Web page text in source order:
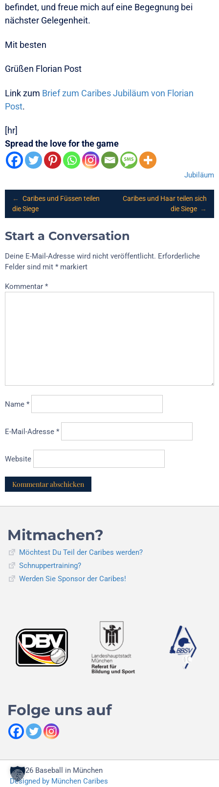
befindet, und freue mich auf eine Begegnung bei
nächster Gelegenheit.
Mit besten
Grüßen Florian Post
Link zum Brief zum Caribes Jubiläum von Florian
Post.
[hr]
Spread the love for the game
Jubiläum
Post
navigation
←
Caribes und Füssen teilen
die Siege
Caribes und Haar teilen sich
die Siege →
Start a Conversation
Deine E-Mail-Adresse wird nicht veröffentlicht. Erforderliche
Felder sind mit * markiert
Kommentar *
Name *
E-Mail-Adresse *
Website
Mitmachen?
Möchtest Du Teil der Caribes werden?
Schnuppertraining?
Werden Sie Sponsor der Caribes!
Folge uns auf
© 2026 Baseball in München
Designed by München Caribes